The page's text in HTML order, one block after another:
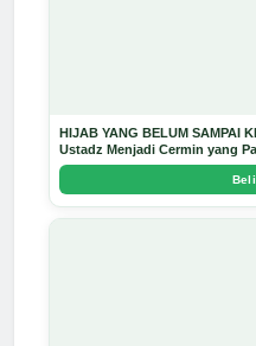
HIJAB YANG BELUM SAMPAI
Ustadz Menjadi Cermin yang